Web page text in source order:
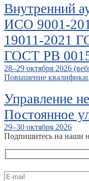
Внутренний
ИСО 9001-
19011-2021
ГОСТ РВ
28–29 октября 2026
Повышение
Управление
Постоянное
29–30 октября 2026
Подпишитесь на наши